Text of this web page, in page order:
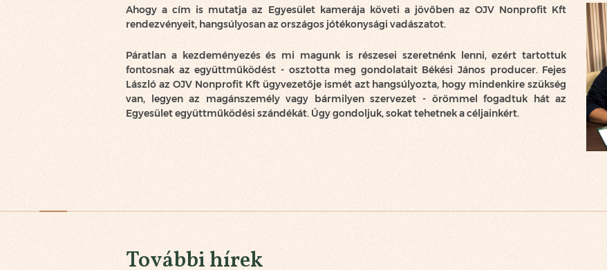
Ahogy a cím is mutatja az Egyesület kamerája követi a jövőben az OJV Nonprofit Kft
rendezvényeit, hangsúlyosan az országos jótékonysági vadászatot.
Páratlan a kezdeményezés és mi magunk is részesei szeretnénk lenni, ezért tartottuk
fontosnak az együttműködést - osztotta meg gondolatait Békési János producer. Fejes
László az OJV Nonprofit Kft ügyvezetője ismét azt hangsúlyozta, hogy mindenkire szükség
van, legyen az magánszemély vagy bármilyen szervezet - örömmel fogadtuk hát az
Egyesület együttműködési szándékát. Úgy gondoljuk, sokat tehetnek a céljainkért.
További hírek